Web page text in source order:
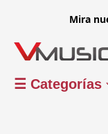
Mira
☰ Categorías